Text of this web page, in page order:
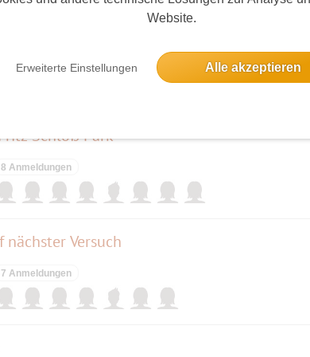
Website.
Erweiterte Einstellungen Alle akzeptieren
= 18 Haltestellen (Bus 220 ebenfalls Richtung
nehmen!")
23 Anmeldungen
Schloß Park
8 Anmeldungen
Versuch
7 Anmeldungen